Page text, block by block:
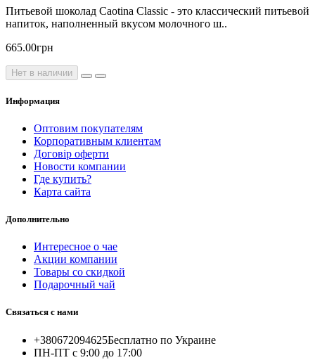
Питьевой шоколад Caotina Classic - это классический питьевой
напиток, наполненный вкусом молочного ш..
665.00грн
Нет в наличии
Информация
Оптовим покупателям
Корпоративным клиентам
Договір оферти
Новости компании
Где купить?
Карта сайта
Дополнительно
Интересное о чае
Акции компании
Товары со скидкой
Подарочный чай
Связаться с нами
+380672094625Бесплатно по Украине
ПН-ПТ с 9:00 до 17:00